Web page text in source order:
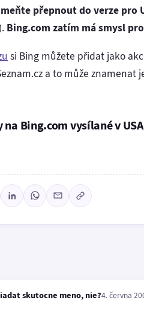
přepnout do verze pro
Bing.com zatím má smysl
si Bing můžete přidat jako
a to může
Bing.com vysílané v
skutocne meno, nie?4. června